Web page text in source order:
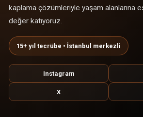
kaplama çözümleriyle yaşam alanlarına
değer katıyoruz.
15+ yıl tecrübe • İstanbul merkezli
Instagram
X